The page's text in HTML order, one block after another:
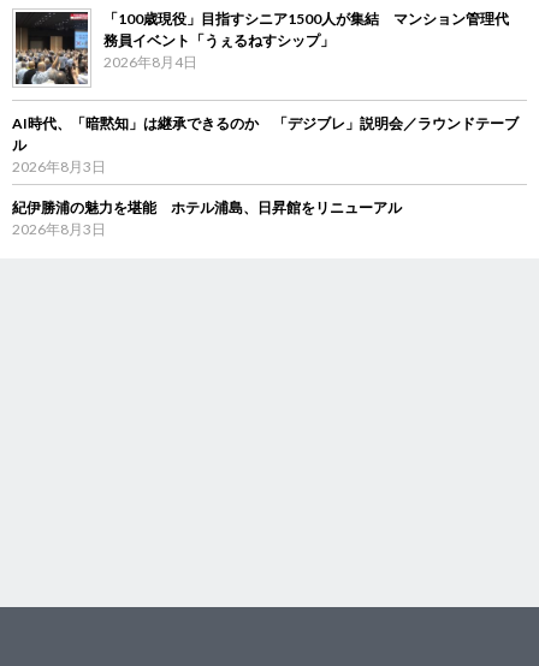
「100歳現役」目指すシニア1500人が集結 マンション管理代
務員イベント「うぇるねすシップ」
2026年8月4日
AI時代、「暗黙知」は継承できるのか 「デジブレ」説明会／ラウンドテーブ
ル
2026年8月3日
紀伊勝浦の魅力を堪能 ホテル浦島、日昇館をリニューアル
2026年8月3日